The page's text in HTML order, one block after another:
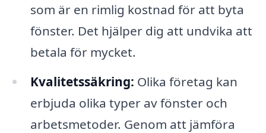
som är en rimlig kostnad för att byta
fönster. Det hjälper dig att undvika att
betala för mycket.
Kvalitetssäkring: Olika företag kan
erbjuda olika typer av fönster och
arbetsmetoder. Genom att jämföra